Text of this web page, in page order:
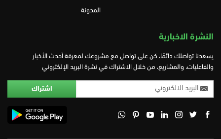
المدونة
النشرة الاخبارية
يسعدنا تواصلك دائمًا، كن على تواصل مع مشروعك لمعرفة أحدث الأخبار
والفاعليات، والمشاريع، من خلال الاشتراك في نشرة البريد الإلكتروني